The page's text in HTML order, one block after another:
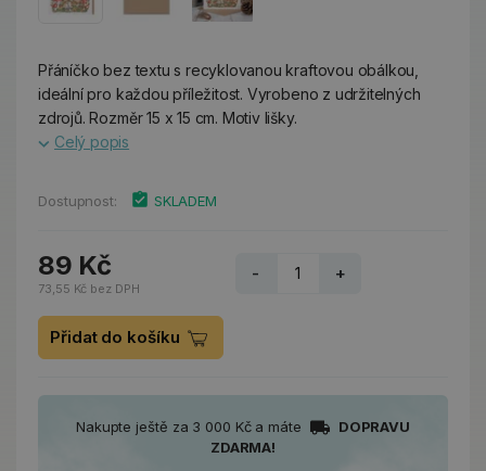
Přáníčko bez textu s recyklovanou kraftovou obálkou,
ideální pro každou příležitost. Vyrobeno z udržitelných
zdrojů. Rozměr 15 x 15 cm. Motiv lišky.
Celý popis
Dostupnost: SKLADEM
89 Kč
73,55 Kč bez DPH
- +
Přidat do košíku
Nakupte ještě za 3 000 Kč a máte
DOPRAVU
ZDARMA!